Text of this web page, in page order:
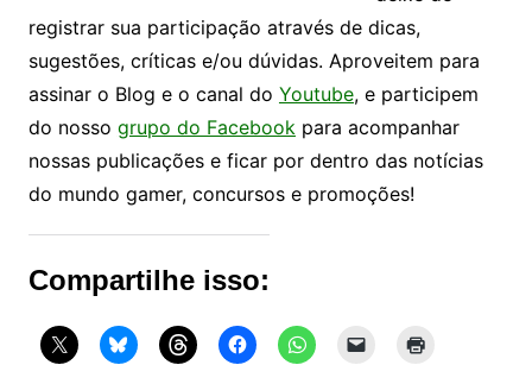
registrar sua participação através de dicas,
sugestões, críticas e/ou dúvidas. Aproveitem para
assinar o Blog e o canal do Youtube, e participem
do nosso grupo do Facebook para acompanhar
nossas publicações e ficar por dentro das notícias
do mundo gamer, concursos e promoções!
Compartilhe isso: